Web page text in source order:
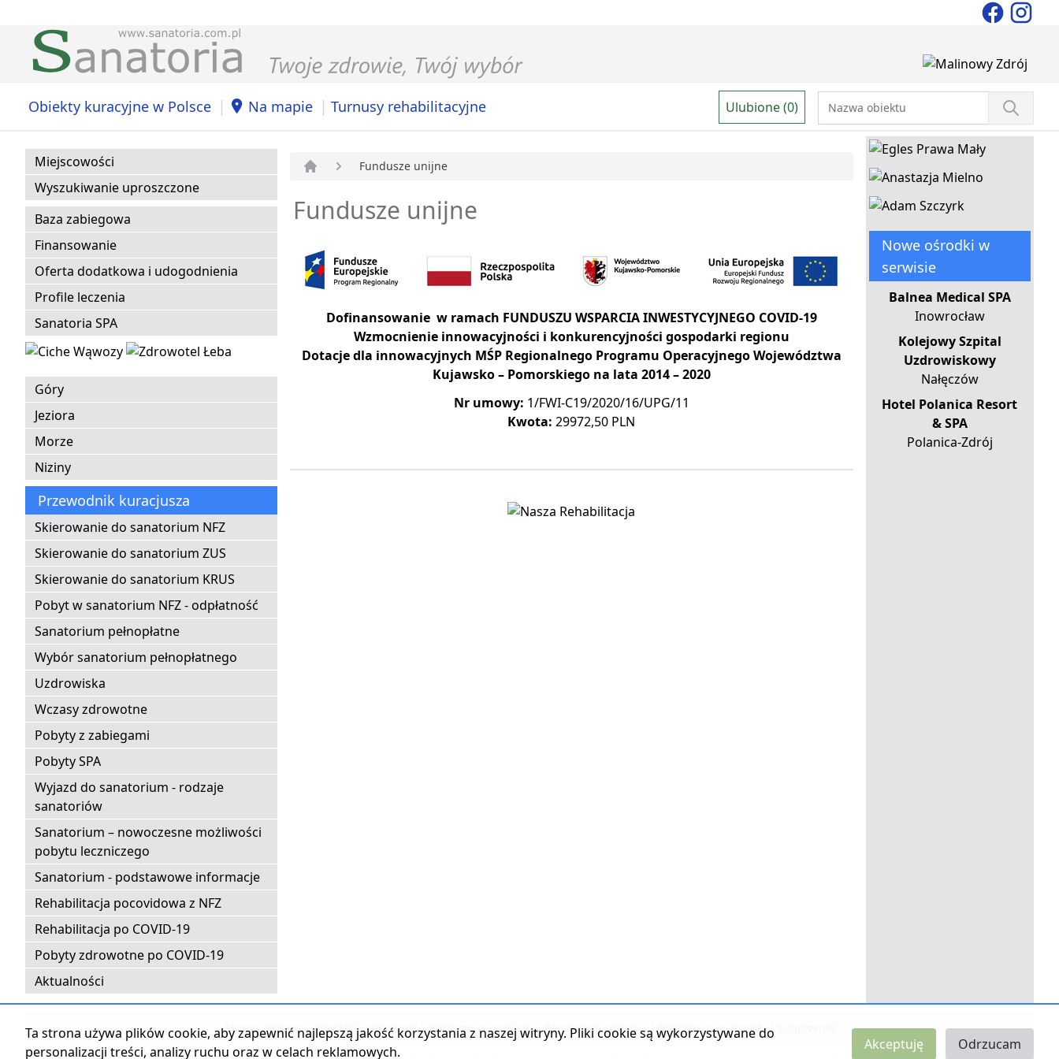
Obiekty kuracyjne w Polsce | Na mapie | Turnusy rehabilitacyjne Ulubione (0)
Miejscowości
Wyszukiwanie uproszczone
Baza zabiegowa
Finansowanie
Oferta dodatkowa i udogodnienia
Profile leczenia
Sanatoria SPA
Góry
Jeziora
Morze
Niziny
Przewodnik kuracjusza
Skierowanie do sanatorium NFZ
Skierowanie do sanatorium ZUS
Skierowanie do sanatorium KRUS
Pobyt w sanatorium NFZ - odpłatność
Sanatorium pełnopłatne
Wybór sanatorium pełnopłatnego
Uzdrowiska
Wczasy zdrowotne
Pobyty z zabiegami
Pobyty SPA
Wyjazd do sanatorium - rodzaje
sanatoriów
Sanatorium – nowoczesne możliwości
pobytu leczniczego
Sanatorium - podstawowe informacje
Rehabilitacja pocovidowa z NFZ
Rehabilitacja po COVID-19
Pobyty zdrowotne po COVID-19
Aktualności
Fundusze unijne
Fundusze unijne
Dofinansowanie w ramach FUNDUSZU WSPARCIA INWESTYCYJNEGO COVID-19
Wzmocnienie innowacyjności i konkurencyjności gospodarki regionu
Dotacje dla innowacyjnych MŚP Regionalnego Programu Operacyjnego Województwa
Kujawsko – Pomorskiego na lata 2014 – 2020
Nr umowy: 1/FWI-C19/2020/16/UPG/11
Kwota:29972,50 PLN
Nowe ośrodki w
serwisie
Balnea Medical SPA
Inowrocław
Kolejowy Szpital
Uzdrowiskowy
Nałęczów
Hotel Polanica Resort
& SPA
Polanica-Zdrój
Strona główna | Kontakt z serwisem | Reklama w serwisie | Regulamin serwisu | Polityka prywatności |
Ta strona używa plików cookie, aby zapewnić najlepszą jakość korzystania z naszej witryny. Pliki cookie są wykorzystywane do
personalizacji treści, analizy ruchu oraz w celach reklamowych.
Akceptuję Odrzucam